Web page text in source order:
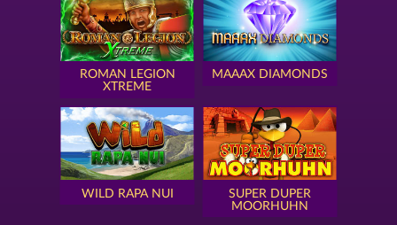
ROMAN LEGION
XTREME
MAAAX DIAMONDS
WILD RAPA NUI
SUPER DUPER
MOORHUHN